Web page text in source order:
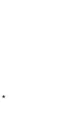
*Erforderlich